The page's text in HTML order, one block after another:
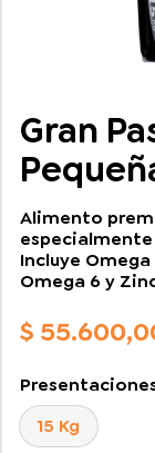
Gran
Alimento
Incluye
Omega 6 y
$
15 Kg